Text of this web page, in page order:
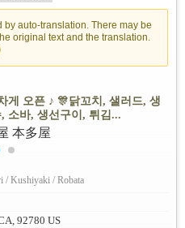
by auto-translation. There may be
original text and the translation.
게 오픈 ♪ 🎊닭꼬치, 샐러드, 생
소바, 생선구이, 튀김...
/ Kushiyaki / Robata
92780 US